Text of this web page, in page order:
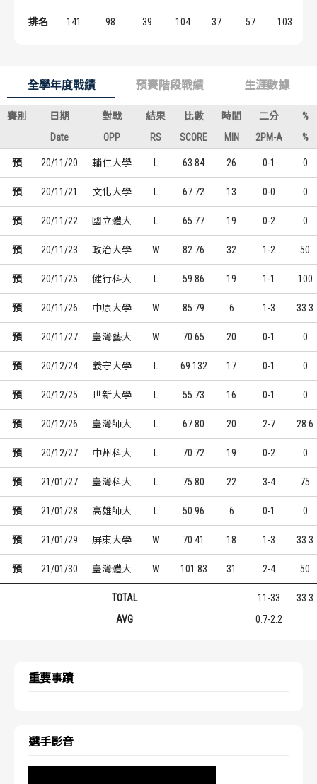
排名 141 98 39 104 37 57 103
全學年度戰績 預賽階段戰績 生涯數據
賽別 日期 對戰 結果 比數 時間 二分
%
Date
OPP RS SCORE MIN 2PM-A %
預 20/11/20 輔仁大學 63:84 26 0-1 0
預 20/11/21 文化大學 67:72 13 0-0 0
預 20/11/22 國立體大 65:77 19 0-2 0
預 20/11/23 政治大學 W 82:76 32 1-2 50
預 20/11/25 健行科大 59:86 19 1-1 100
預 20/11/26 中原大學 W 85:79 6 1-3 33.3
預 20/11/27 臺灣藝大 W 70:65 20 0-1 0
預 20/12/24 義守大學 69:132 17 0-1 0
預 20/12/25 世新大學 55:73 16 0-1 0
預 20/12/26 臺灣師大 67:80 20 2-7 28.6
預 20/12/27 中州科大 70:72 19 0-2 0
預 21/01/27 臺灣科大 75:80 22 3-4 75
預 21/01/28 高雄師大 50:96 6 0-1 0
預 21/01/29 屏東大學 W 70:41 18 1-3 33.3
預 21/01/30 臺灣體大 W 101:83 31 2-4 50
TOTAL 11-33
33.3
AVG
0.7-2.2
重要事蹟
選手影音